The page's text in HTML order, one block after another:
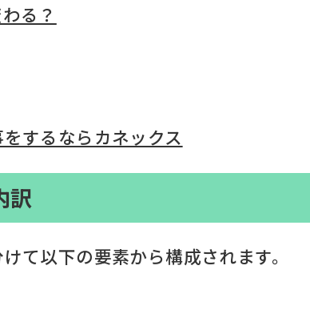
る？
するならカネックス
訳
て以下の要素から構成されます。